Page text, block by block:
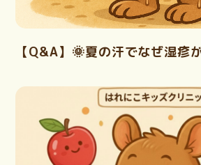
【Q&A】🌞夏の汗でなぜ湿疹